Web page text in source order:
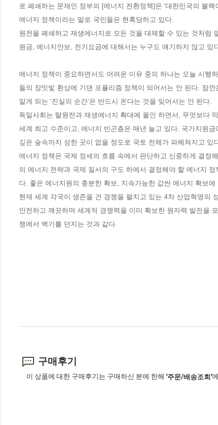
로 폐쇄하는 문재인 정부의 [에너지 전환정책]은 ‘대한민국의 블
에너지 정책이라는 말로 국민들은 현혹당하고 있다.
원전을 폐쇄하고 재생에너지로 모든 것을 대체할 수 있는 것처럼
원금, 에너지안보, 전기요금에 대해서는 누구도 얘기하지 않고 있
에너지 정책이 중요하면서도 어려운 이유 중의 하나는 오늘 시
들의 장밋빛 환상에 기댄 포퓰리즘 정책이 되어서는 안 된다. 잠
알게 되는 ‘진실의 순간’은 반드시 온다는 것을 잊어서는 안 된다.
독일사회는 탈원전과 재생에너지 확대에 올인 하면서, 무엇보다
세계 최고 수준이고, 에너지 빈곤층은 매년 늘고 있다. 국가지원
깊은 숲속까지 성한 곳이 없을 정도로 국토 전체가 파헤쳐지고 있
에너지 정책은 국제 정세의 흐름 속에서 판단하고 신중하게 결정
의 에너지 전략과 국제 질서의 구도 하에서 결정해야 할 에너지
다. 좋은 에너지원의 충분한 확보, 지속가능한 값싼 에너지 확보
현재 세계 각국이 생존을 건 경쟁을 펼치고 있는 4차 산업혁명의
안전하고 깨끗하며 세계적 경쟁력을 이미 확보한 원자력 발전을
쟁에서 백기를 던지는 것과 같다.
구매후기
이 상품에 대한 구매후기는 구매하신 분에 한해 '주문/배송조회'